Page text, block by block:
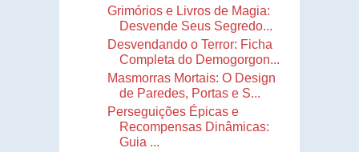
Grimórios e Livros de Magia:
Desvende Seus Segredo...
Desvendando o Terror: Ficha
Completa do Demogorgon...
Masmorras Mortais: O Design
de Paredes, Portas e S...
Perseguições Épicas e
Recompensas Dinâmicas:
Guia ...